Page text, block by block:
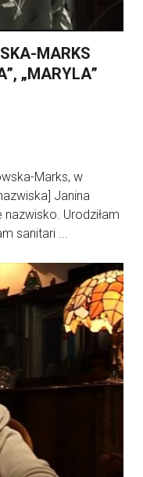
MARKS
„MARYLA”
wska-Marks, w
Janina
Urodziłam
sanitari ...